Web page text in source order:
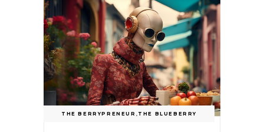
THE BERRYPRENEUR THE BLUEBERRY